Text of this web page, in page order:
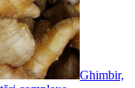
Ghimbir,